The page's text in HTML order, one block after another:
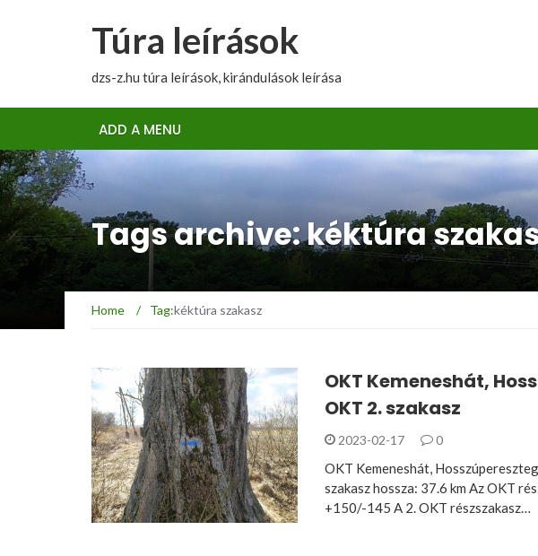
Túra leírások
dzs-z.hu túra leírások, kirándulások leírása
ADD A MENU
Tags archive: kéktúra
Home / Tag:kéktúra szakasz
OKT Kemeneshát,
OKT 2. szakasz
2023-02-17 0
OKT Kemeneshát,
szakasz hossza: 37.6 km Az OKT
+150/-145 A 2. OKT részszakasz…